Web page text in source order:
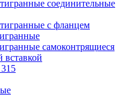
соединительные
с фланцем
самоконтрящиеся
вставкой